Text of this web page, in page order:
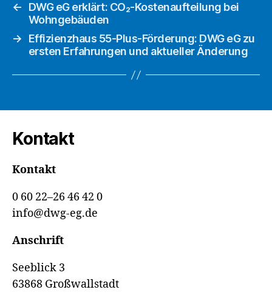
←
DWG eG erklärt: CO₂-Kostenaufteilung bei
Wohngebäuden
→
Effizienzhaus 55-Plus-Förderung: DWG eG zu
ersten Erfahrungen und aktueller Änderung
Kontakt
Kontakt
0 60 22–26 46 42 0
info@dwg-eg.de
Anschrift
Seeblick 3
63868 Großwallstadt